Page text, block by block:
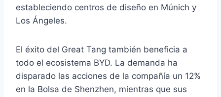
estableciendo centros de diseño en Múnich y
Los Ángeles.
El éxito del Great Tang también beneficia a
todo el ecosistema BYD. La demanda ha
disparado las acciones de la compañía un 12%
en la Bolsa de Shenzhen, mientras que sus